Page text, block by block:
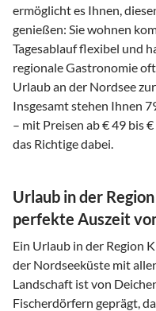
ermöglicht es Ihnen,
genießen: Sie wohnen
Tagesablauf flexibel und
regionale Gastronomie
Urlaub an der Nordsee
Insgesamt stehen Ihnen
– mit Preisen ab € 49 bis
das Richtige dabei.
Urlaub in der
perfekte Auszeit
Ein Urlaub in der Region
der Nordseeküste mit
Landschaft ist von
Fischerdörfern geprägt,